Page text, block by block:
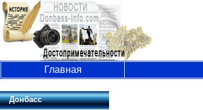
Главная
Донбасс